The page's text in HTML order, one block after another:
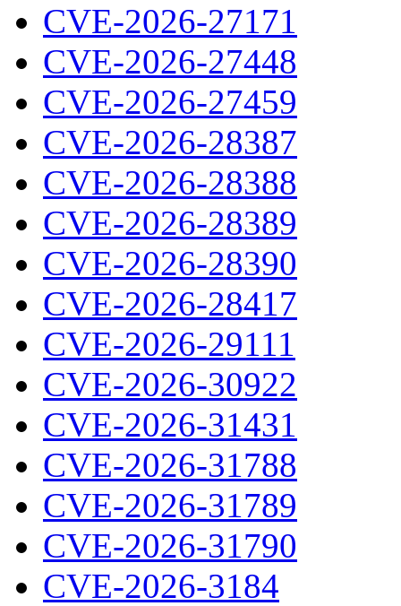
CVE-2026-27171
CVE-2026-27448
CVE-2026-27459
CVE-2026-28387
CVE-2026-28388
CVE-2026-28389
CVE-2026-28390
CVE-2026-28417
CVE-2026-29111
CVE-2026-30922
CVE-2026-31431
CVE-2026-31788
CVE-2026-31789
CVE-2026-31790
CVE-2026-3184